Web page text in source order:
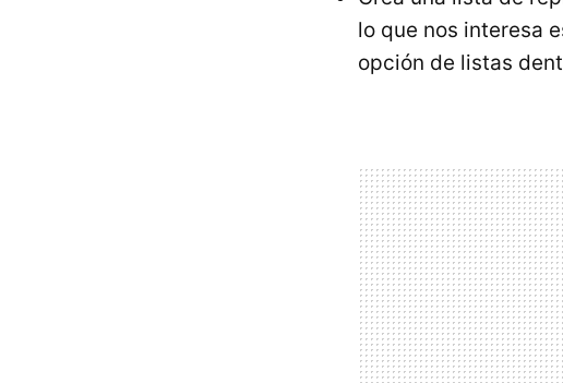
lo que nos interesa
opción de listas